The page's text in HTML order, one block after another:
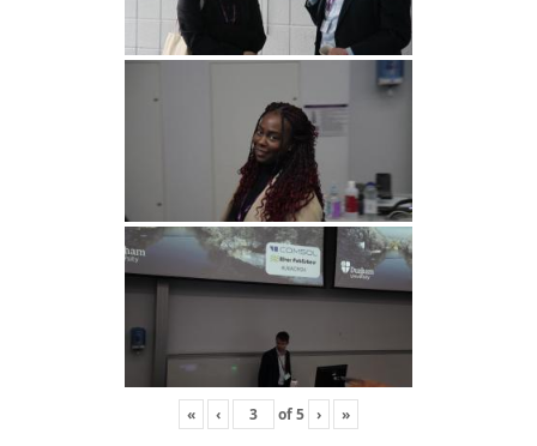
« ‹ of5 › »